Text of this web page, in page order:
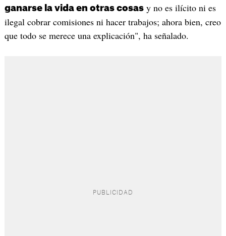
ganarse la vida en otras cosasy no es ilícito ni es
ilegal cobrar comisiones ni hacer trabajos; ahora bien, creo
que todo se merece una explicación", ha señalado.